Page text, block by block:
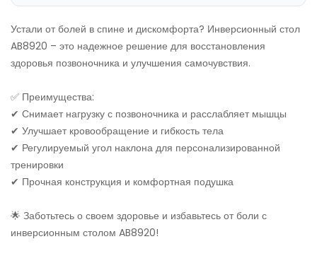
Устали от болей в спине и дискомфорта? Инверсионный стол
AB8920 – это надежное решение для восстановления
здоровья позвоночника и улучшения самочувствия.
✅ Преимущества:
✔ Снимает нагрузку с позвоночника и расслабляет мышцы
✔ Улучшает кровообращение и гибкость тела
✔ Регулируемый угол наклона для персонализированной
тренировки
✔ Прочная конструкция и комфортная подушка
🌟 Заботьтесь о своем здоровье и избавьтесь от боли с
инверсионным столом AB8920!